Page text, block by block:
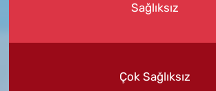
Sağlıksız
Çok Sağlıksız